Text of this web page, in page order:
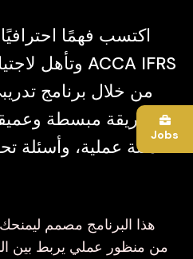
اكتسب فهمًا احترافيًا
من خلال برنامج
بطريقة مبسطة
أمثلة عملية، وأسئلة
هذا البرنامج مصمم ليمنحك
Jobs